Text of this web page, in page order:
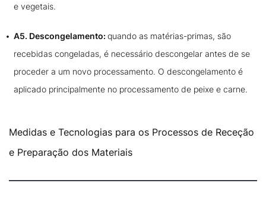
e vegetais.
A5. Descongelamento: quando as matérias-primas, são
recebidas congeladas, é necessário descongelar antes de se
proceder a um novo processamento. O descongelamento é
aplicado principalmente no processamento de peixe e carne.
Medidas e Tecnologias para os Processos de Receção
e Preparação dos Materiais